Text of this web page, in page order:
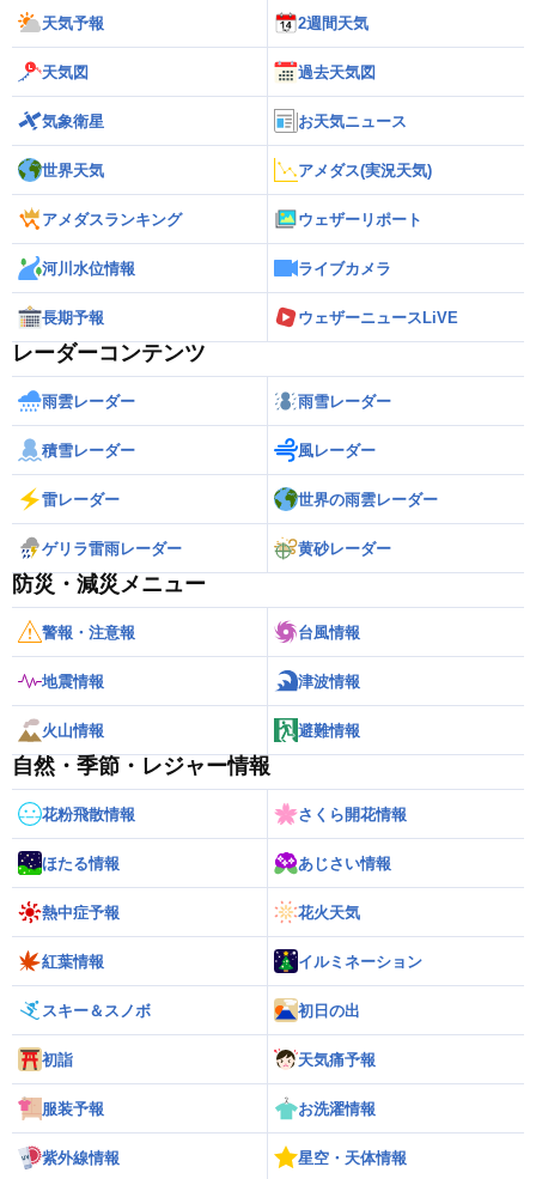
天気予報 2週間天気
天気図 過去天気図
気象衛星 お天気ニュース
世界天気 アメダス(実況天気)
アメダスランキング ウェザーリポート
河川水位情報 ライブカメラ
長期予報 ウェザーニュースLiVE
レーダーコンテンツ
雨雲レーダー 雨雪レーダー
積雪レーダー 風レーダー
雷レーダー 世界の雨雲レーダー
ゲリラ雷雨レーダー 黄砂レーダー
防災・減災メニュー
警報・注意報 台風情報
地震情報 津波情報
火山情報 避難情報
自然・季節・レジャー情報
花粉飛散情報 さくら開花情報
ほたる情報 あじさい情報
熱中症予報 花火天気
紅葉情報 イルミネーション
スキー＆スノボ 初日の出
初詣 天気痛予報
服装予報 お洗濯情報
紫外線情報 星空・天体情報